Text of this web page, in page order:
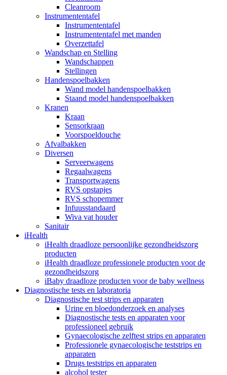
Cleanroom
Instrumententafel
Instrumententafel
Instrumententafel met manden
Overzettafel
Wandschap en Stelling
Wandschappen
Stellingen
Handenspoelbakken
Wand model handenspoelbakken
Staand model handenspoelbakken
Kranen
Kraan
Sensorkraan
Voorspoeldouche
Afvalbakken
Diversen
Serveerwagens
Regaalwagens
Transportwagens
RVS opstapjes
RVS schopemmer
Infuusstandaard
Wiva vat houder
Sanitair
iHealth
iHealth draadloze persoonlijke gezondheidszorg
producten
iHealth draadloze professionele producten voor de
gezondheidszorg
iBaby draadloze producten voor de baby wellness
Diagnostische tests en laboratoria
Diagnostische test strips en apparaten
Urine en bloedonderzoek en analyses
Diagnostische tests en apparaten voor
professioneel gebruik
Gynaecologische zelftest strips en apparaten
Professionele gynaecologische teststrips en
apparaten
Drugs teststrips en apparaten
alcohol tester